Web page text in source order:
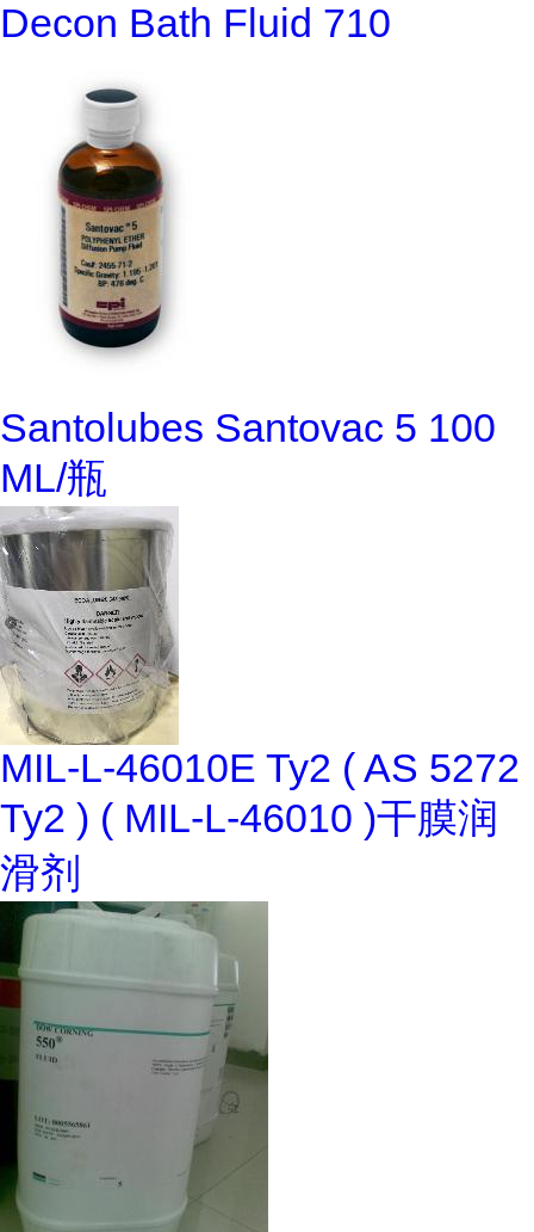
Decon Bath Fluid 710
Santolubes Santovac 5 100
ML/瓶
MIL-L-46010E Ty2 ( AS 5272
Ty2 ) ( MIL-L-46010 )干膜润
滑剂